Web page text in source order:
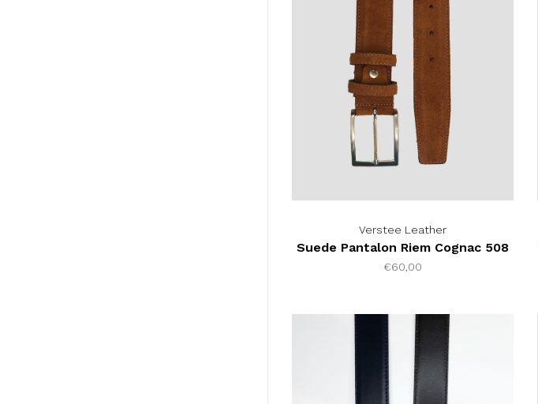
Verstee Leather
Suede Pantalon Riem Cognac 508
€60,00